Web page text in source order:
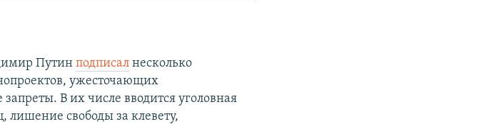
Путин подписалнесколько
ужесточающих
В их числе вводится уголовная
лишение свободы за клевету,